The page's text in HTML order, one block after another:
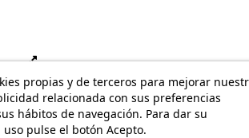
propias y de terceros para mejorar
relacionada con sus preferencias
hábitos de navegación. Para dar su
pulse el botón Acepto.